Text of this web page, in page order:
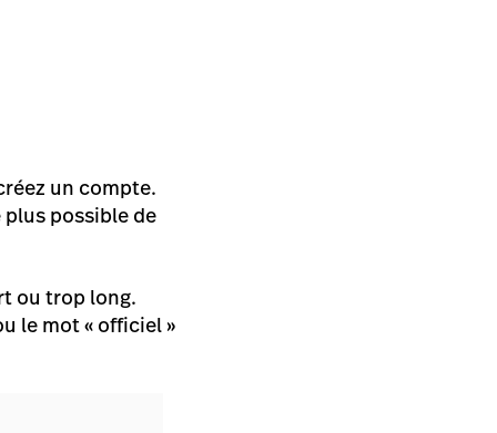
un compte.
possible de
ou trop long.
le mot « officiel »